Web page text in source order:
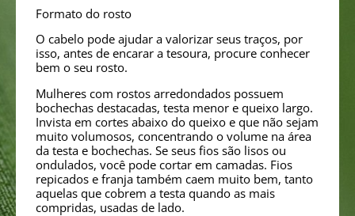
Formato do rosto
O cabelo pode ajudar a valorizar seus traços, por
isso, antes de encarar a tesoura, procure conhecer
bem o seu rosto.
Mulheres com rostos arredondados possuem
bochechas destacadas, testa menor e queixo largo.
Invista em cortes abaixo do queixo e que não sejam
muito volumosos, concentrando o volume na área
da testa e bochechas. Se seus fios são lisos ou
ondulados, você pode cortar em camadas. Fios
repicados e franja também caem muito bem, tanto
aquelas que cobrem a testa quando as mais
compridas, usadas de lado.